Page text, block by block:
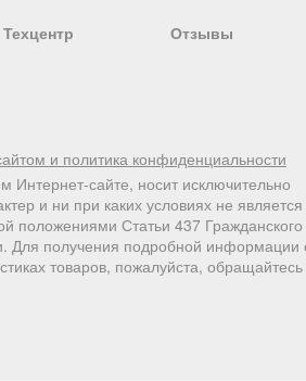
Техцентр Отзывы
и политика конфиденциальности
сайте, носит исключительно
и ни при каких условиях не
положениями Статьи 437 Гражданского
Для получения подробной информации
товаров, пожалуйста,